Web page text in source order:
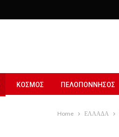
ΚΟΣΜΟΣ ΠΕΛΟΠΟΝΝΗΣΟΣ
Home ΕΛΛΑΔΑ